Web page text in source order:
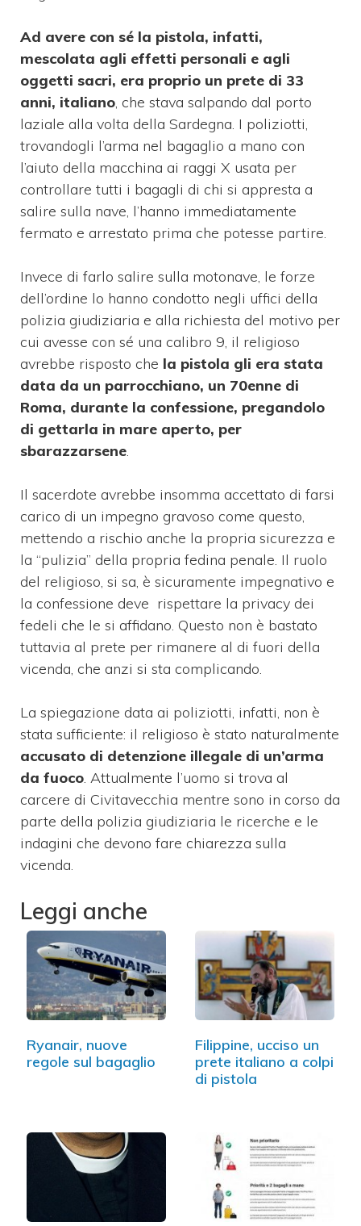
Ad avere con sé la pistola, infatti,
mescolata agli effetti personali e agli
oggetti sacri, era proprio un prete di 33
anni, italiano , che stava salpando dal porto
laziale alla volta della Sardegna. I poliziotti,
trovandogli l’arma nel bagaglio a mano con
l’aiuto della macchina ai raggi X usata per
controllare tutti i bagagli di chi si appresta a
salire sulla nave, l’hanno immediatamente
fermato e arrestato prima che potesse partire.
Invece di farlo salire sulla motonave, le forze
dell’ordine lo hanno condotto negli uffici della
polizia giudiziaria e alla richiesta del motivo per
cui avesse con sé una calibro 9, il religioso
avrebbe risposto che la pistola gli era stata
data da un parrocchiano, un 70enne di
Roma, durante la confessione, pregandolo
di gettarla in mare aperto, per
sbarazzarsene
Il sacerdote avrebbe insomma accettato di farsi
carico di un impegno gravoso come questo,
mettendo a rischio anche la propria sicurezza e
la “pulizia” della propria fedina penale. Il ruolo
del religioso, si sa, è sicuramente impegnativo e
la confessione deve rispettare la privacy dei
fedeli che le si affidano. Questo non è bastato
tuttavia al prete per rimanere al di fuori della
vicenda, che anzi si sta complicando.
La spiegazione data ai poliziotti, infatti, non è
stata sufficiente: il religioso è stato naturalmente
accusato di detenzione illegale di un’arma
da fuoco . Attualmente l’uomo si trova al
carcere di Civitavecchia mentre sono in corso da
parte della polizia giudiziaria le ricerche e le
indagini che devono fare chiarezza sulla
vicenda.
Leggi anche
Ryanair, nuove
regole sul bagaglio
Filippine, ucciso un
prete italiano a colpi
di pistola